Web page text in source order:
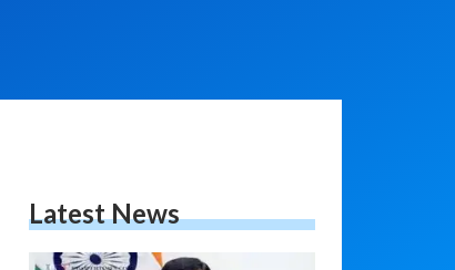
Latest News